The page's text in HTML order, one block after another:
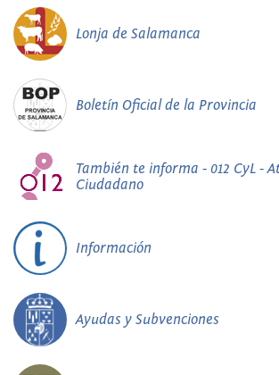
Lonja de Salamanca
Boletín Oficial de la Provincia
También te informa - 012 CyL -
Ciudadano
Información
Ayudas y Subvenciones